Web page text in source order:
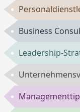
Business
Leadership-